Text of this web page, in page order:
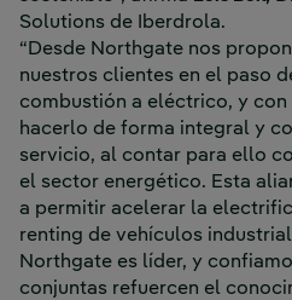
Solutions de Iberdrola.
“Desde Northgate nos
nuestros clientes en el paso
combustión a eléctrico, y
hacerlo de forma integral y
servicio, al contar para ello
el sector energético. Esta
a permitir acelerar la
renting de vehículos
Northgate es líder, y
conjuntas refuercen el